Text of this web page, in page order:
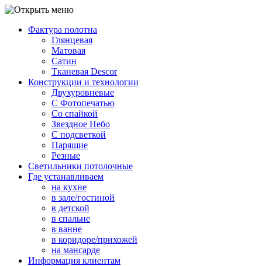
Фактура полотна
Глянцевая
Матовая
Сатин
Тканевая Descor
Конструкции и технологии
Двухуровневые
С Фотопечатью
Со спайкой
Звездное Небо
С подсветкой
Парящие
Резные
Светильники потолочные
Где устанавливаем
на кухне
в зале/гостиной
в детской
в спальне
в ванне
в коридоре/прихожей
на мансарде
Информация клиентам